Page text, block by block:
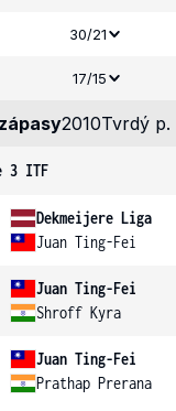
30/21
17/15
2010Tvrdý p.
3 ITF
Dekmeijere Liga
Juan Ting-Fei
Juan Ting-Fei
Shroff Kyra
Juan Ting-Fei
Prathap Prerana